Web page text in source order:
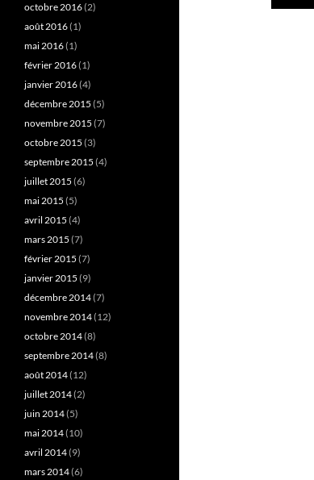
octobre 2016(2)
août 2016(1)
mai 2016(1)
février 2016(1)
janvier 2016(4)
décembre 2015 (5)
novembre 2015 (7)
octobre 2015 (3)
septembre 2015 (4)
juillet 2015 (6)
mai 2015 (5)
avril 2015 (4)
mars 2015 (7)
février 2015 (7)
janvier 2015 (9)
décembre 2014(7)
novembre 2014(12)
octobre 2014(8)
septembre 2014(8)
août 2014(12)
juillet 2014(2)
juin 2014(5)
mai 2014(10)
avril 2014(9)
mars 2014(6)